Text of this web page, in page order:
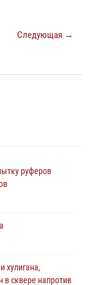
Следующая →
руферов
хулигана,
в сквере напротив